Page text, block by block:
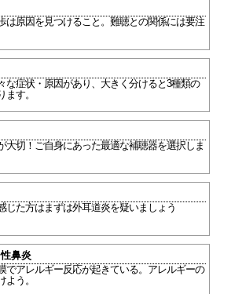
は原因を見つけること。難聴との関係には要注
な症状・原因があり、大きく分けると3種類の
ます。
大切！ご自身にあった最適な補聴器を選択しま
じた方はまずは外耳道炎を疑いましょう
鼻炎
でアレルギー反応が起きている。アレルギーの
よう。